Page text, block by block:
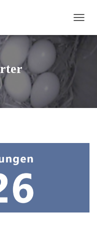
A